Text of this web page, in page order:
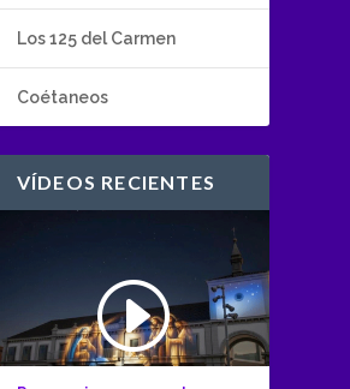
Los 125 del Carmen
Coétaneos
VÍDEOS RECIENTES